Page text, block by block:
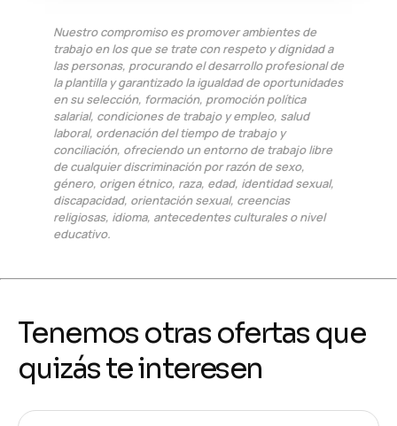
Nuestro compromiso es promover ambientes de
trabajo en los que se trate con respeto y dignidad a
las personas, procurando el desarrollo profesional de
la plantilla y garantizado la igualdad de oportunidades
en su selección, formación, promoción política
salarial, condiciones de trabajo y empleo, salud
laboral, ordenación del tiempo de trabajo y
conciliación, ofreciendo un entorno de trabajo libre
de cualquier discriminación por razón de sexo,
género, origen étnico, raza, edad, identidad sexual,
discapacidad, orientación sexual, creencias
religiosas, idioma, antecedentes culturales o nivel
educativo.
Tenemos otras ofertas que
quizás te interesen